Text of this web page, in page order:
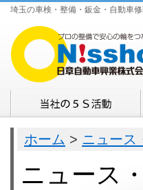
埼玉の車検・整備・鈑金・自動車
ホーム > ニュース
ニュース